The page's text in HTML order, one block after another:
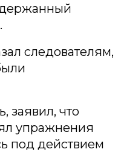
следователям,
заявил, что
упражнения
под действием